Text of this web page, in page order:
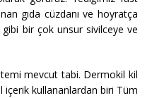
gıda cüzdanı ve hoyratça
bir çok unsur sivilceye ve
mevcut tabi. Dermokil kil
içerik kullananlardan biri Tüm